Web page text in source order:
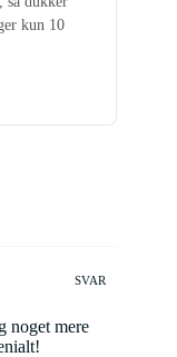
kun 10
SVAR
noget mere